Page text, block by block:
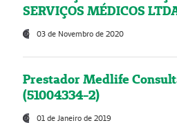
SERVIÇOS MÉDICOS
03 de Novembro de 2020
Prestador Medlife
(51004334-2)
01 de Janeiro de 2019